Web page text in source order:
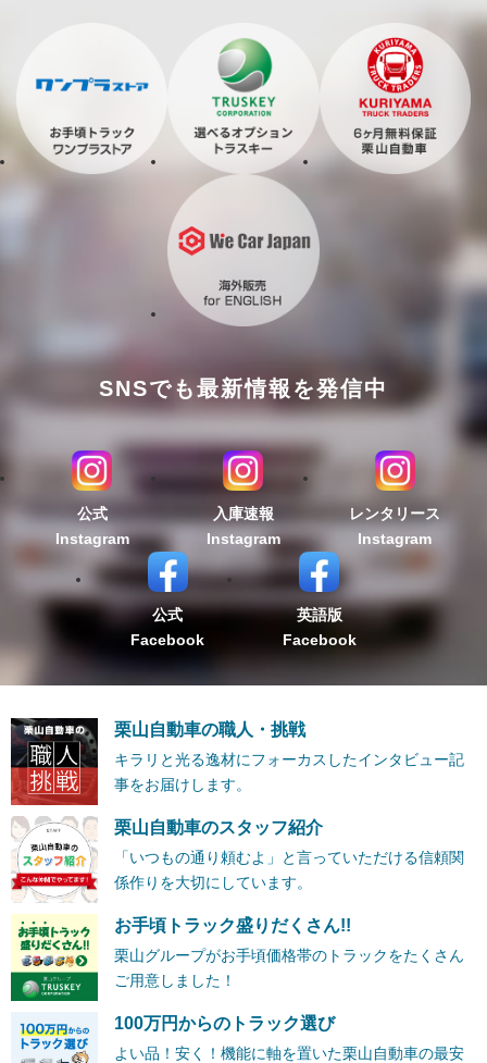
SNSでも最新情報を発信中
公式
Instagram
入庫速報
Instagram
レンタリース
Instagram
公式
Facebook
英語版
Facebook
栗山自動車の職人・挑戦
キラリと光る逸材にフォーカスしたインタビュー記
事をお届けします。
栗山自動車のスタッフ紹介
「いつもの通り頼むよ」と言っていただける信頼関
係作りを大切にしています。
お手頃トラック盛りだくさん!!
栗山グループがお手頃価格帯のトラックをたくさん
ご用意しました！
100万円からのトラック選び
よい品！安く！機能に軸を置いた栗山自動車の最安